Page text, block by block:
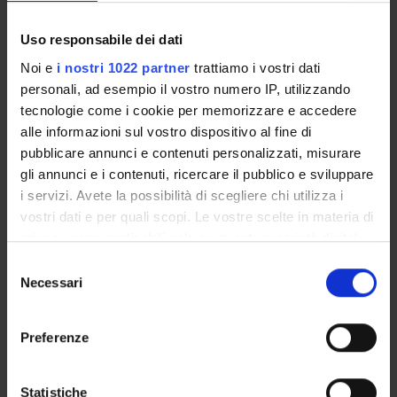
Uso responsabile dei dati
Noi e i nostri 1022 partner trattiamo i vostri dati
personali, ad esempio il vostro numero IP, utilizzando
tecnologie come i cookie per memorizzare e accedere
alle informazioni sul vostro dispositivo al fine di
pubblicare annunci e contenuti personalizzati, misurare
gli annunci e i contenuti, ricercare il pubblico e sviluppare
i servizi. Avete la possibilità di scegliere chi utilizza i
vostri dati e per quali scopi. Le vostre scelte in materia di
privacy sono applicabili solo su questa proprietà digitale
modificare o revocare il proprio consenso in qualsiasi
momento dalla Dichiarazione sui cookie o facendo clic
raccogliere informazioni sulla tua posizione
delNecessari
Preferenze
Statistiche
STRUTTURE DEL DIPARTIMENTO
BIBLIOTECHE
SPIN OFF E AZIENDE
CENTRI E LABORATORI
Persone
Calendario